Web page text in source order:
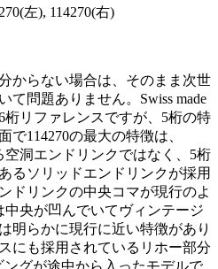
左), 114270(右)
からない場合は、そのまま次世
て問題ありません。Swiss made
桁リファレンスですが、5桁の特
114270の最大の特徴は、
空洞エンドリンクではなく、5桁
るソリッドエンドリンクが採用
ドリンクの中央コマが現行のよ
中央が凹んでいてヴィンテージ
明らかに現行に近い特徴があり
にも採用されているリホー部分
グが途中から入ったモデルで